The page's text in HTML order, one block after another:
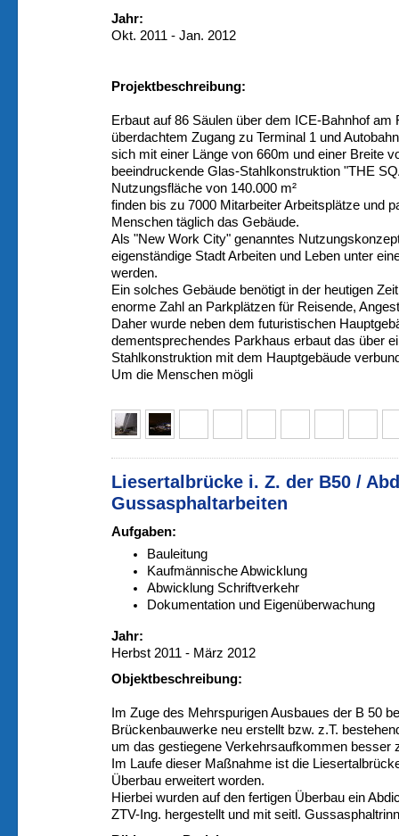
Jahr:
Okt. 2011 - Jan. 2012
Projektbeschreibung:
Erbaut auf 86 Säulen über dem ICE-Bahnhof am
überdachtem Zugang zu Terminal 1 und
sich mit einer Länge von 660m und einer Breite
beeindruckende Glas-Stahlkonstruktion "THE
Nutzungsfläche von 140.000 m²
finden bis zu 7000 Mitarbeiter Arbeitsplätze und
Menschen täglich das Gebäude.
Als "New Work City" genanntes
eigenständige Stadt Arbeiten und Leben unter
werden.
Ein solches Gebäude benötigt in der heutigen
enorme Zahl an Parkplätzen für Reisende,
Daher wurde neben dem futuristischen
dementsprechendes Parkhaus erbaut das über
Stahlkonstruktion mit dem Hauptgebäude
Um die Menschen mögli
Liesertalbrücke i. Z. der B50 /
Gussasphaltarbeiten
Aufgaben:
Bauleitung
Kaufmännische Abwicklung
Abwicklung Schriftverkehr
Dokumentation und Eigenüberwachung
Jahr:
Herbst 2011 - März 2012
Objektbeschreibung:
Im Zuge des Mehrspurigen Ausbaues der B 50
Brückenbauwerke neu erstellt bzw. z.T.
um das gestiegene Verkehrsaufkommen besser
Im Laufe dieser Maßnahme ist die
Überbau erweitert worden.
Hierbei wurden auf den fertigen Überbau ein
ZTV-Ing. hergestellt und mit seitl.